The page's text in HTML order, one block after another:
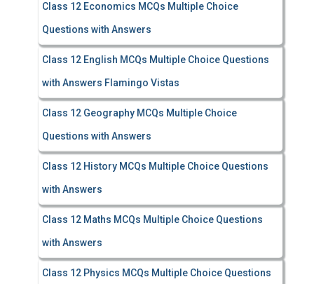
Class 12 Economics MCQs Multiple Choice
Questions with Answers
Class 12 English MCQs Multiple Choice Questions
with Answers Flamingo Vistas
Class 12 Geography MCQs Multiple Choice
Questions with Answers
Class 12 History MCQs Multiple Choice Questions
with Answers
Class 12 Maths MCQs Multiple Choice Questions
with Answers
Class 12 Physics MCQs Multiple Choice Questions